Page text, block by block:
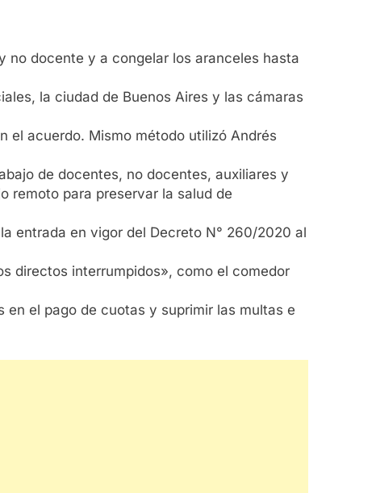
no docente y a congelar los aranceles hasta
la ciudad de Buenos Aires y las cámaras
el acuerdo. Mismo método utilizó Andrés
de docentes, no docentes, auxiliares y
remoto para preservar la salud de
entrada en vigor del Decreto N° 260/2020 al
directos interrumpidos», como el comedor
el pago de cuotas y suprimir las multas e